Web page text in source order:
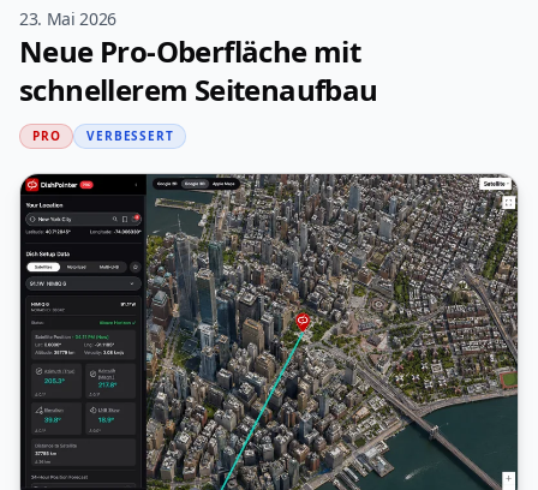
23. Mai 2026
Neue Pro-Oberfläche mit
schnellerem Seitenaufbau
PRO VERBESSERT